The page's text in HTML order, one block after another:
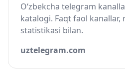
O‘zbekcha telegram
katalogi. Faqt faol
statistikasi bilan.
uztelegram.com